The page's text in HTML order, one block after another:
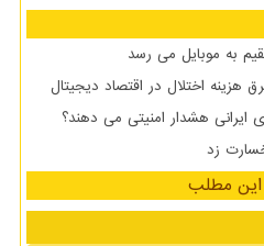
به موبایل می رسد
هزینه اختلال در اقتصاد دیجیتال
ایرانی هشدار امنیتی می دهند؟
این مطلب